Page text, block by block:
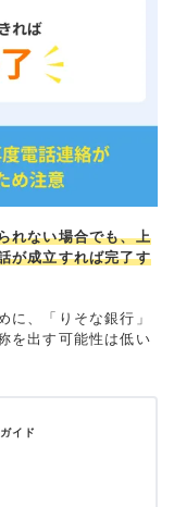
れない場合でも、上
が成立すれば完了す
に、「りそな銀行」
を出す可能性は低い
イド